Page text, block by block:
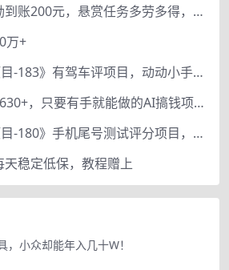
赏帮赚悬赏奖励到账200元，悬赏任务多劳多得，人人可做。
万+
《188个赚钱项目-183》有驾车评项目，动动小手，复制粘贴赚44元！
上架2小时收入630+，只要有手就能做的AI搞钱项目，奶奶看完都能学会!
《188个赚钱项目-180》手机尾号测试评分项目，短视频直播日赚200+
稳定低保，教程赠上
，小众却能年入几十W！